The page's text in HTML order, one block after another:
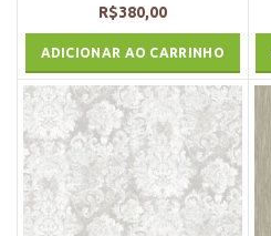
R$380,00
ADICIONAR AO CARRINHO